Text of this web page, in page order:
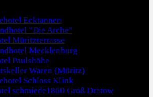
Ecktannen
"Die Arche"
Müritzterrasse
Mecklenburg
Paulshöhe
Waren (Müritz)
Schloss Klink
schmiede1860 Groß Dratow